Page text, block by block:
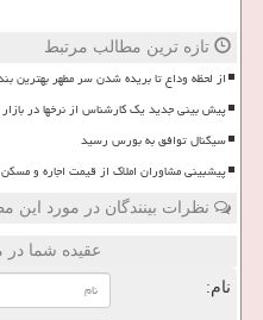
تازه ترین مطالب مرتبط
از لحظه وداع تا بریده شدن سر مطهر بهترین
پیش بینی جدید یک کارشناس از نرخها در بازار
سیگنال توافق به بورس رسید
پیشبینی مشاوران املاک از قیمت اجاره و مسکن
نظرات بینندگان در مورد این
عقیده شما
نام: